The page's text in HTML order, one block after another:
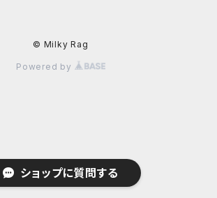
ショップに質問する
© Milky Rag
Powered by